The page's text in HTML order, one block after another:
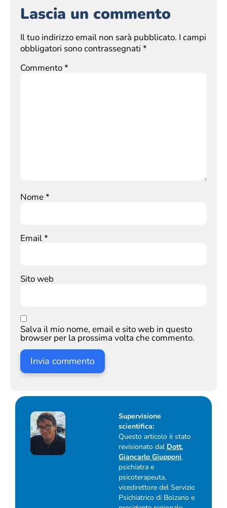
Lascia un commento
Il tuo indirizzo email non sarà pubblicato. I campi
obbligatori sono contrassegnati *
Commento*
Nome*
Email*
Sito web
Salva il mio nome, email e sito web in questo
browser per la prossima volta che commento.
Supervisione
scientifica:
Questo articolo è stato
revisionato dal Dott.
Giancarlo Giupponi,
psichiatra e
psicoterapeuta,
vicedirettore del Servizio
Psichiatrico di Bolzano e